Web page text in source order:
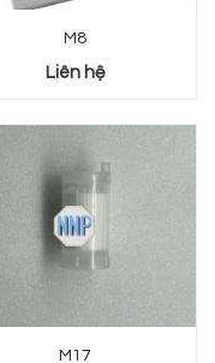
M8
Liên hệ
M17